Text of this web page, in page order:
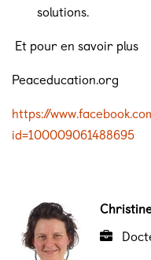
solutions.
Et pour en savoir plus
Peaceducation.org
https://
id=100009061488695